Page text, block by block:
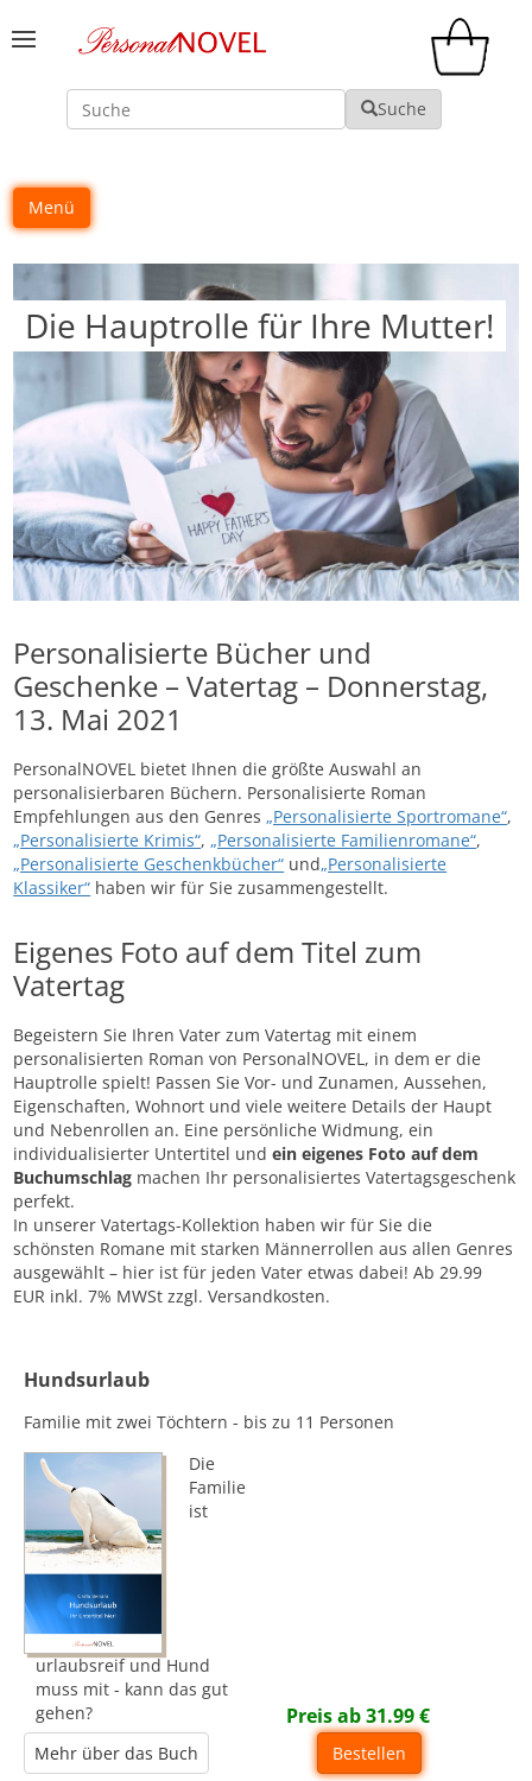
Suche Suche
Menü
Die Hauptrolle für Ihre Mutter!
Personalisierte Bücher und
Geschenke – Vatertag – Donnerstag,
13. Mai 2021
PersonalNOVEL bietet Ihnen die größte Auswahl an
personalisierbaren Büchern. Personalisierte Roman
Empfehlungen aus den Genres„Personalisierte Sportromane“,
„Personalisierte Krimis“,„Personalisierte Familienromane“,
„Personalisierte Geschenkbücher“ und„Personalisierte
Klassiker“ haben wir für Sie zusammengestellt.
Eigenes Foto auf dem Titel zum
Vatertag
Begeistern Sie Ihren Vater zum Vatertag mit einem
personalisierten Roman von PersonalNOVEL, in dem er die
Hauptrolle spielt! Passen Sie Vor- und Zunamen, Aussehen,
Eigenschaften, Wohnort und viele weitere Details der Haupt
und Nebenrollen an. Eine persönliche Widmung, ein
individualisierter Untertitel undein eigenes Foto auf dem
Buchumschlag machen Ihr personalisiertes Vatertagsgeschenk
perfekt.
In unserer Vatertags-Kollektion haben wir für Sie die
schönsten Romane mit starken Männerrollen aus allen Genres
ausgewählt – hier ist für jeden Vater etwas dabei! Ab 29.99
EUR inkl. 7% MWSt zzgl. Versandkosten.
Hundsurlaub
Familie mit zwei Töchtern - bis zu 11 Personen
Die
Familie
ist
urlaubsreif und Hund
muss mit - kann das gut
gehen?
Preis ab31.99€
Mehr über das Buch Bestellen